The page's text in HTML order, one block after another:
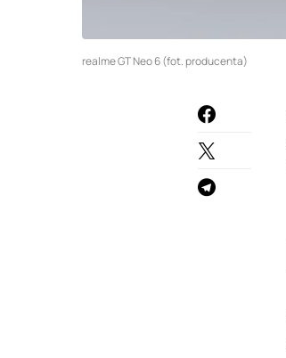
realme GT Neo 6 (fot. producenta)